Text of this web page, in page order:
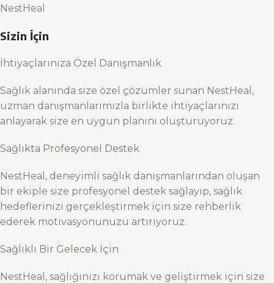
NestHeal
Sizin İçin
İhtiyaçlarınıza Özel Danışmanlık
Sağlık alanında size özel çözümler sunan NestHeal,
uzman danışmanlarımızla birlikte ihtiyaçlarınızı
anlayarak size en uygun planını oluşturuyoruz.
Sağlıkta Profesyonel Destek
NestHeal, deneyimli sağlık danışmanlarından oluşan
bir ekiple size profesyonel destek sağlayıp, sağlık
hedeflerinizi gerçekleştirmek için size rehberlik
ederek motivasyonunuzu artırıyoruz.
Sağlıklı Bir Gelecek İçin
NestHeal, sağlığınızı korumak ve geliştirmek için size